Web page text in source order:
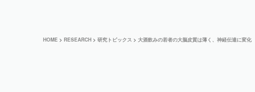
HOME > RESEARCH > 研究トピックス > 大酒飲みの若者の大脳皮質は薄く、神経伝達に変化